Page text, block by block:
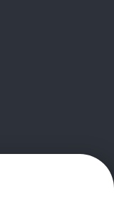
fenêtre